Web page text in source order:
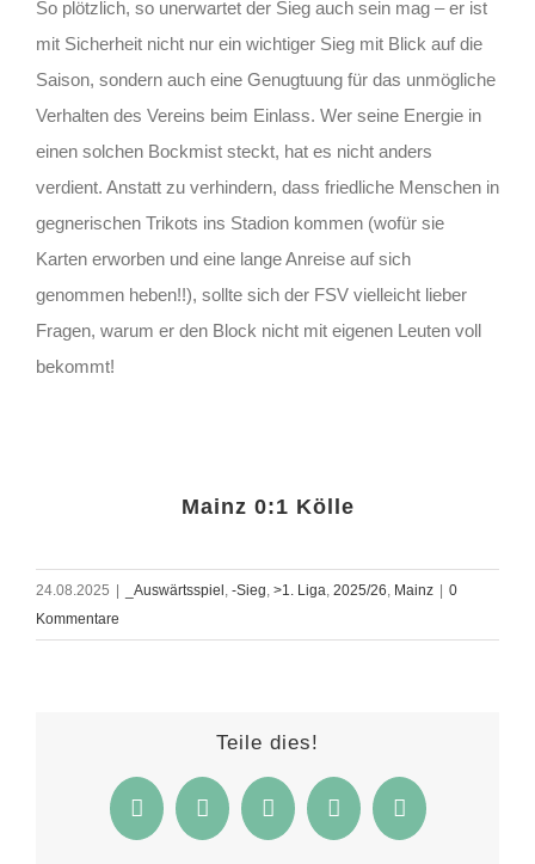
So plötzlich, so unerwartet der Sieg auch sein mag – er ist
mit Sicherheit nicht nur ein wichtiger Sieg mit Blick auf die
Saison, sondern auch eine Genugtuung für das unmögliche
Verhalten des Vereins beim Einlass. Wer seine Energie in
einen solchen Bockmist steckt, hat es nicht anders
verdient. Anstatt zu verhindern, dass friedliche Menschen in
gegnerischen Trikots ins Stadion kommen (wofür sie
Karten erworben und eine lange Anreise auf sich
genommen heben!!), sollte sich der FSV vielleicht lieber
Fragen, warum er den Block nicht mit eigenen Leuten voll
bekommt!
Mainz 0:1 Kölle
24.08.2025 _Auswärtsspiel , -Sieg, >1. Liga, 2025/26, Mainz
0
Kommentare
Teile dies!
FacebookTwitterReddit WhatsApp
E-
Mail